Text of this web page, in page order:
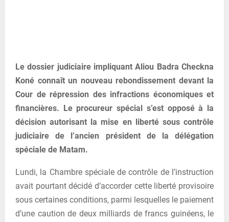
Le dossier judiciaire impliquant Aliou Badra Checkna
Koné connaît un nouveau rebondissement devant la
Cour de répression des infractions économiques et
financières. Le procureur spécial s’est opposé à la
décision autorisant la mise en liberté sous contrôle
judiciaire de l’ancien président de la délégation
spéciale de Matam.
Lundi, la Chambre spéciale de contrôle de l’instruction
avait pourtant décidé d’accorder cette liberté provisoire
sous certaines conditions, parmi lesquelles le paiement
d’une caution de deux milliards de francs guinéens, le